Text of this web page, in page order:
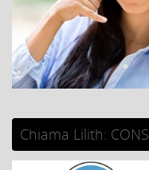
Chiama Lilith: